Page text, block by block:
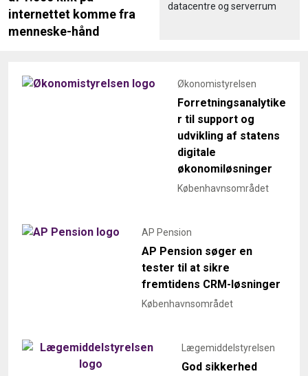
internettet komme fra
menneske-hånd
datacentre og serverrum
Økonomistyrelsen
Forretningsanalytike
r til support og
udvikling af statens
digitale
økonomiløsninger
Københavnsområdet
AP Pension
AP Pension søger en
tester til at sikre
fremtidens CRM-løsninger
Københavnsområdet
Lægemiddelstyrelsen
God sikkerhed